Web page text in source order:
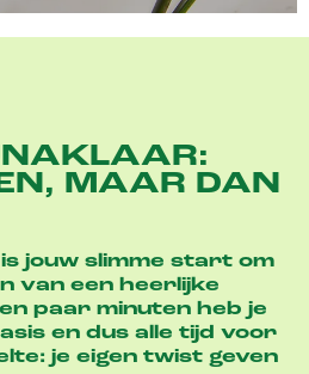
MAAR DAN
is jouw slimme start om
van een heerlijke
paar minuten heb je
en dus alle tijd voor
je eigen twist geven